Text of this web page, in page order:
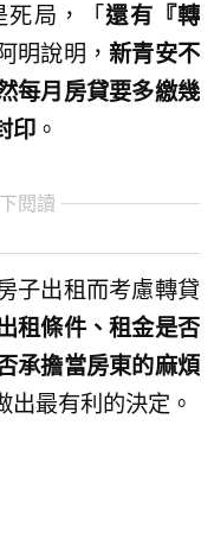
死局，「還有『轉
明說明，新青安不
每月房貸要多繳幾
印 。
閱讀
子出租而考慮轉貸
租條件、租金是否
承擔當房東的麻煩
出最有利的決定。